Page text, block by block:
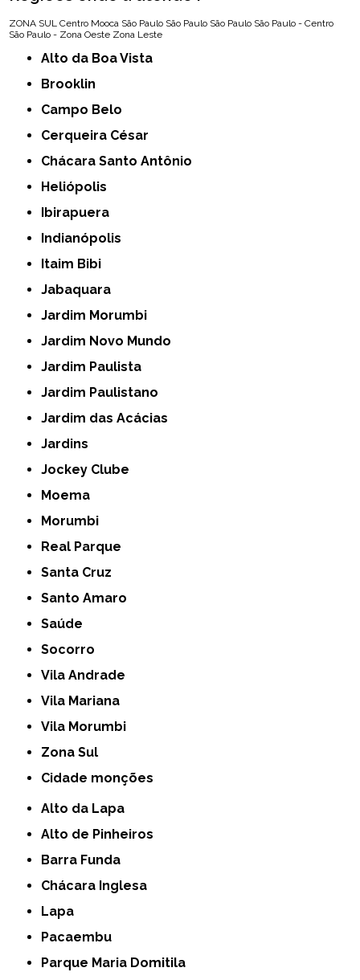
ZONA SUL Centro Mooca São Paulo São Paulo São Paulo São Paulo - Centro
São Paulo - Zona Oeste Zona Leste
Alto da Boa Vista
Brooklin
Campo Belo
Cerqueira César
Chácara Santo Antônio
Heliópolis
Ibirapuera
Indianópolis
Itaim Bibi
Jabaquara
Jardim Morumbi
Jardim Novo Mundo
Jardim Paulista
Jardim Paulistano
Jardim das Acácias
Jardins
Jockey Clube
Moema
Morumbi
Real Parque
Santa Cruz
Santo Amaro
Saúde
Socorro
Vila Andrade
Vila Mariana
Vila Morumbi
Zona Sul
cidade monções
Alto da Lapa
Alto de Pinheiros
Barra Funda
Chácara Inglesa
Lapa
Pacaembu
Parque Maria Domitila